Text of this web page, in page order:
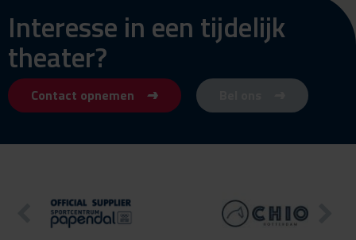
Interesse in een tijdelijk
theater?
Contact opnemen